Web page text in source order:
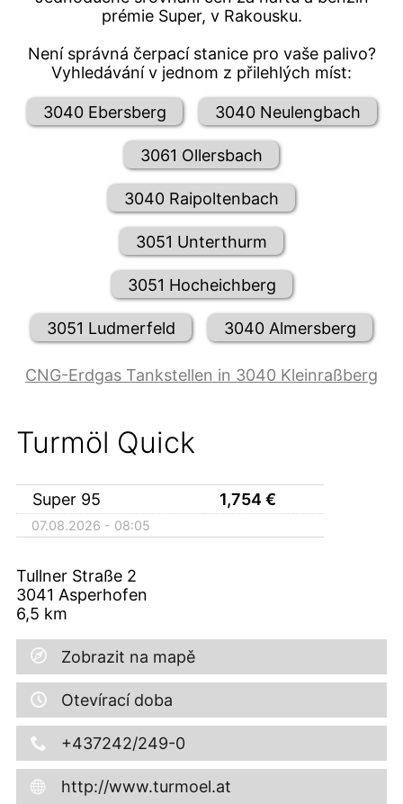
prémie Super, v Rakousku.
Není správná čerpací stanice pro vaše palivo?
Vyhledávání v jednom z přilehlých míst:
3040 Ebersberg 3040 Neulengbach
3061 Ollersbach
3040 Raipoltenbach
3051 Unterthurm
3051 Hocheichberg
3051 Ludmerfeld 3040 Almersberg
CNG-Erdgas Tankstellen in 3040 Kleinraßberg
Turmöl Quick
Super 95 1,754€
07.08.2026 - 08:05
Tullner Straße 2
3041 Asperhofen
6,5 km
Zobrazit na mapě
Otevírací doba
+437242/249-0
http://www.turmoel.at